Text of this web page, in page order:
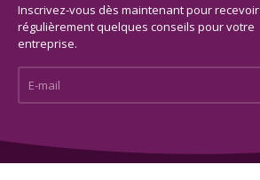
Inscrivez-vous dès maintenant pour recevoir
régulièrement quelques conseils pour votre
entreprise.